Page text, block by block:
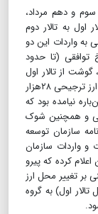
و دهم مرداد،
اول به تالار دوم
به واردات این دو
و ۵۰۰ تومان به نرخ توافقی (تا حدود
گوشت از تالار اول
به تالار دوم رسیده و این پیام را دارد که این کالا دیگر ارز ترجیحی ۲۸هزار
نیامده بود که
و همچنین شوک
سازمان توسعه
و واردات سازمان
کرده که پیرو
بر تغییر محل ارز
گروه کالایی ۲۱(ارز از محل تالار اول) به گروه